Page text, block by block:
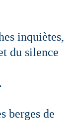
inquiètes,
du silence
berges de